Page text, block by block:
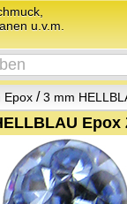
u.v.m.
Epox /3 mm
Epox